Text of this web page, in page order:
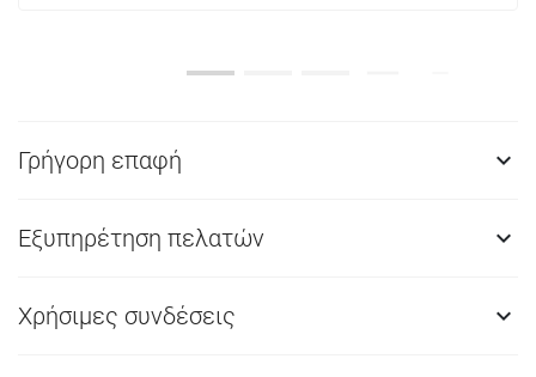
Γρήγορη επαφή 
Εξυπηρέτηση πελατών 
Χρήσιμες συνδέσεις 